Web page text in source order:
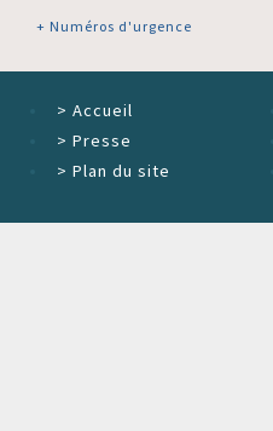
+ Numéros d'urgence
> Accueil
> Presse
> Plan du site